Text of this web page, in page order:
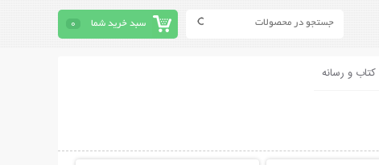
سبد خرید شما 0
کتاب و رسانه